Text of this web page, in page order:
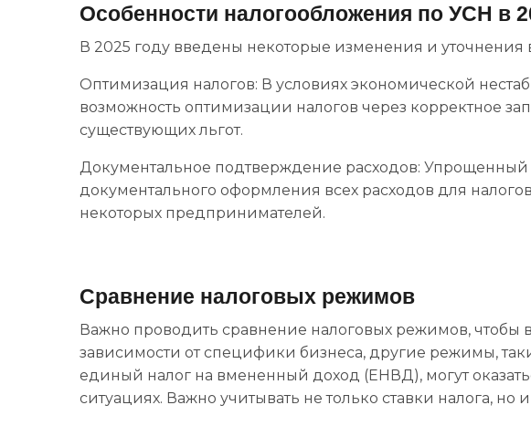
Особенности налогообложения по УСН в
В 2025 году введены некоторые изменения и уточнения
Оптимизация налогов: В условиях экономической
возможность оптимизации налогов через корректное
существующих льгот.
Документальное подтверждение расходов:
документального оформления всех расходов для
некоторых предпринимателей.
Сравнение налоговых режимов
Важно проводить сравнение налоговых режимов, чтобы
зависимости от специфики бизнеса, другие режимы,
единый налог на вмененный доход (ЕНВД), могут
ситуациях. Важно учитывать не только ставки налога, но